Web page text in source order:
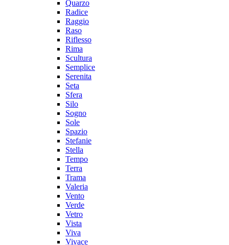
Quarzo
Radice
Raggio
Raso
Riflesso
Rima
Scultura
Semplice
Serenita
Seta
Sfera
Silo
Sogno
Sole
Spazio
Stefanie
Stella
Tempo
Terra
Trama
Valeria
Vento
Verde
Vetro
Vista
Viva
Vivace